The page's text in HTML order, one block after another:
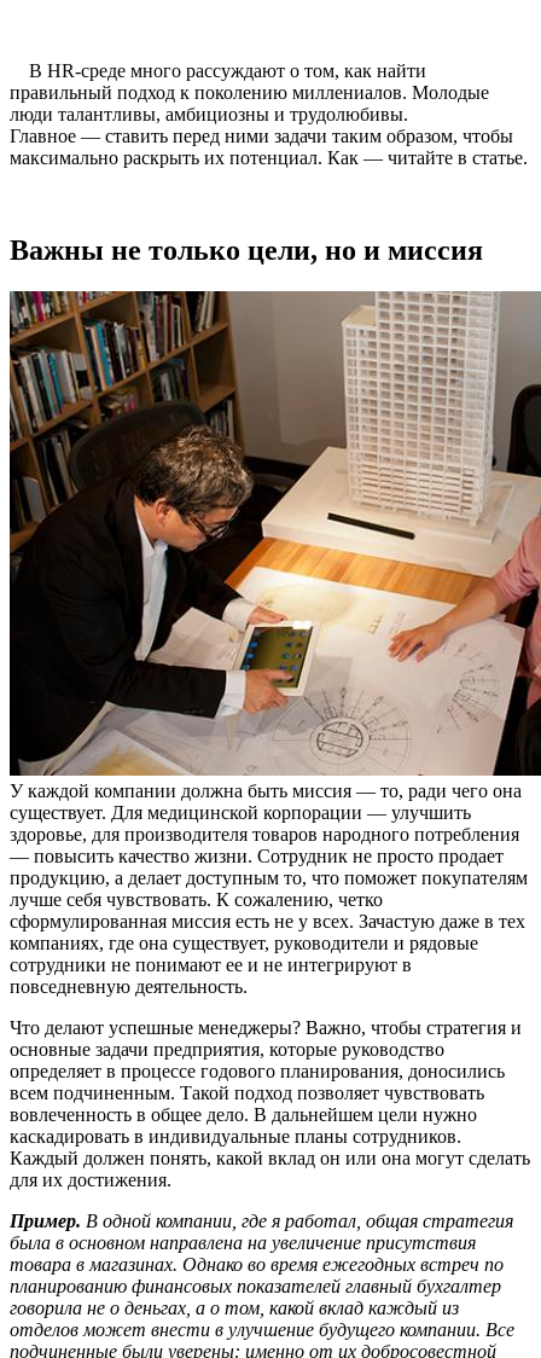
В HR-среде много рассуждают о том, как найти
правильный подход к поколению миллениалов. Молодые
люди талантливы, амбициозны и трудолюбивы.
Главное — ставить перед ними задачи таким образом, чтобы
максимально раскрыть их потенциал. Как — читайте в статье.
Важны не только цели, но и миссия
У каждой компании должна быть миссия — то, ради чего она
существует. Для медицинской корпорации — улучшить
здоровье, для производителя товаров народного потребления
— повысить качество жизни. Сотрудник не просто продает
продукцию, а делает доступным то, что поможет покупателям
лучше себя чувствовать. К сожалению, четко
сформулированная миссия есть не у всех. Зачастую даже в тех
компаниях, где она существует, руководители и рядовые
сотрудники не понимают ее и не интегрируют в
повседневную деятельность.
Что делают успешные менеджеры? Важно, чтобы стратегия и
основные задачи предприятия, которые руководство
определяет в процессе годового планирования, доносились
всем подчиненным. Такой подход позволяет чувствовать
вовлеченность в общее дело. В дальнейшем цели нужно
каскадировать в индивидуальные планы сотрудников.
Каждый должен понять, какой вклад он или она могут сделать
для их достижения.
Пример. В одной компании, где я работал, общая стратегия
была в основном направлена на увеличение присутствия
товара в магазинах. Однако во время ежегодных встреч по
планированию финансовых показателей главный бухгалтер
говорила не о деньгах, а о том, какой вклад каждый из
отделов может внести в улучшение будущего компании. Все
подчиненные были уверены: именно от их добросовестной